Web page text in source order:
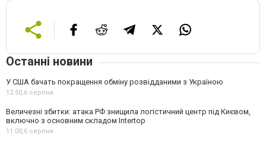
Останні новини
У США бачать покращення обміну розвідданими з Україною
12:50,6 серпня
Величезні збитки: атака РФ знищила логістичний центр під Києвом,
включно з основним складом Intertop
11:00,6 серпня